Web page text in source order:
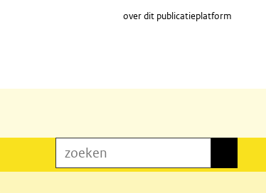
over dit publicatieplatform
zoeken